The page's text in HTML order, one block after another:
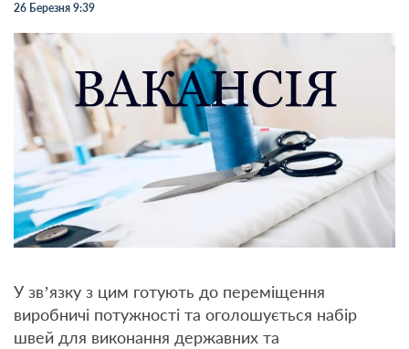
26 Березня 9:39
У зв’язку з цим готують до переміщення
виробничі потужності та оголошується набір
швей для виконання державних та